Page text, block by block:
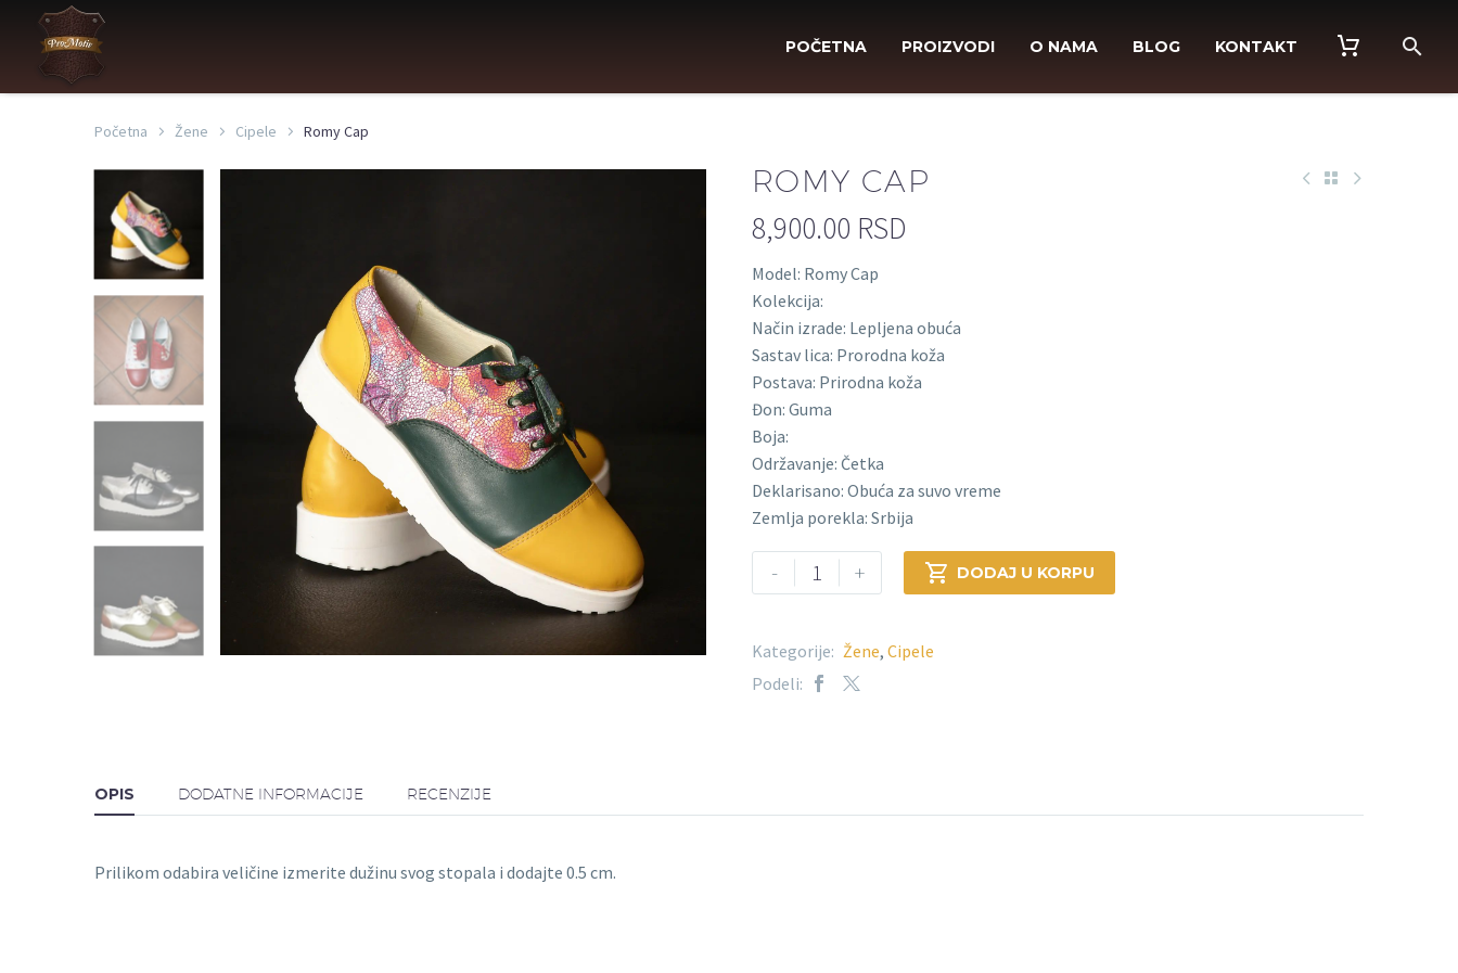
POČETNA PROIZVODI O NAMA BLOG KONTAKT
Početna Žene Cipele Romy Cap
ROMY CAP
8,900.00 RSD
Model: Romy Cap
Kolekcija:
Način izrade: Lepljena obuća
Sastav lica: Prorodna koža
Postava: Prirodna koža
Đon: Guma
Boja:
Održavanje: Četka
Deklarisano: Obuća za suvo vreme
Zemlja porekla: Srbija
- +  DODAJ U KORPU
Kategorije: Žene, Cipele
Podeli:
OPIS DODATNE INFORMACIJE RECENZIJE
Prilikom odabira veličine izmerite dužinu svog stopala i dodajte 0.5 cm.